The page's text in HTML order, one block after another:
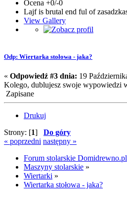
Ocena +0/-0
Lajf is brutal end ful of
View Gallery
Odp: Wiertarka stołowa - jaka?
« Odpowiedź #3 dnia: 19
Kolego, dublujesz swoje wypowiedzi
Zapisane
Drukuj
Strony: [1] Do góry
« poprzedni następny »
Forum stolarskie Domidrewno.pl
Maszyny stolarskie »
Wiertarki »
Wiertarka stołowa - jaka?